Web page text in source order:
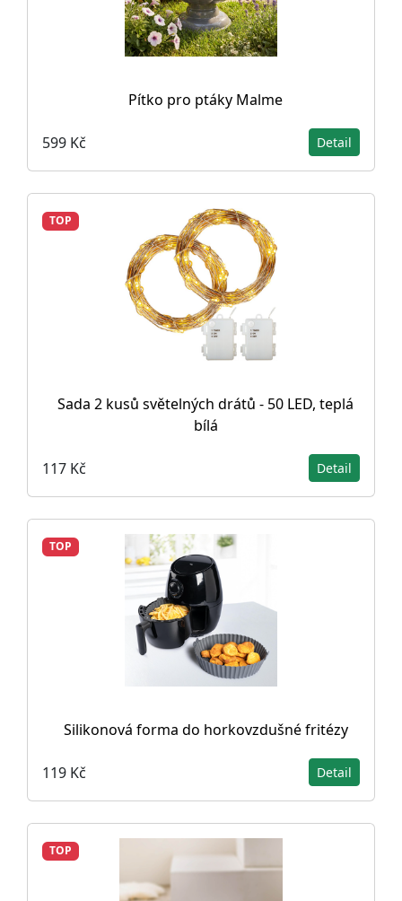
Pítko pro ptáky Malme
599 Kč Detail
TOP
Sada 2 kusů světelných drátů - 50 LED, teplá
bílá
117 Kč Detail
TOP
Silikonová forma do horkovzdušné fritézy
119 Kč Detail
TOP